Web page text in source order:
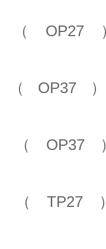
（ OP27
（ OP37
（ OP37
（ TP27